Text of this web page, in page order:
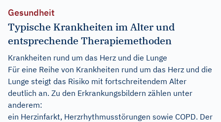
Gesundheit
Typische Krankheiten im Alter und
entsprechende Therapiemethoden
Krankheiten rund um das Herz und die Lunge
Für eine Reihe von Krankheiten rund um das Herz und die
Lunge steigt das Risiko mit fortschreitendem Alter
deutlich an. Zu den Erkrankungsbildern zählen unter
anderem:
ein Herzinfarkt, Herzrhythmusstörungen sowie COPD. Der